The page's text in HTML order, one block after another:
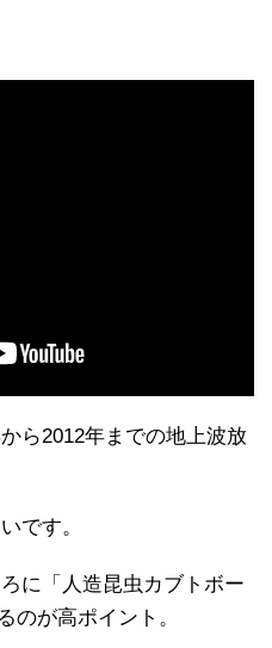
ら2012年までの地上波放
です。
に「人造昆虫カブトボー
のが高ポイント。